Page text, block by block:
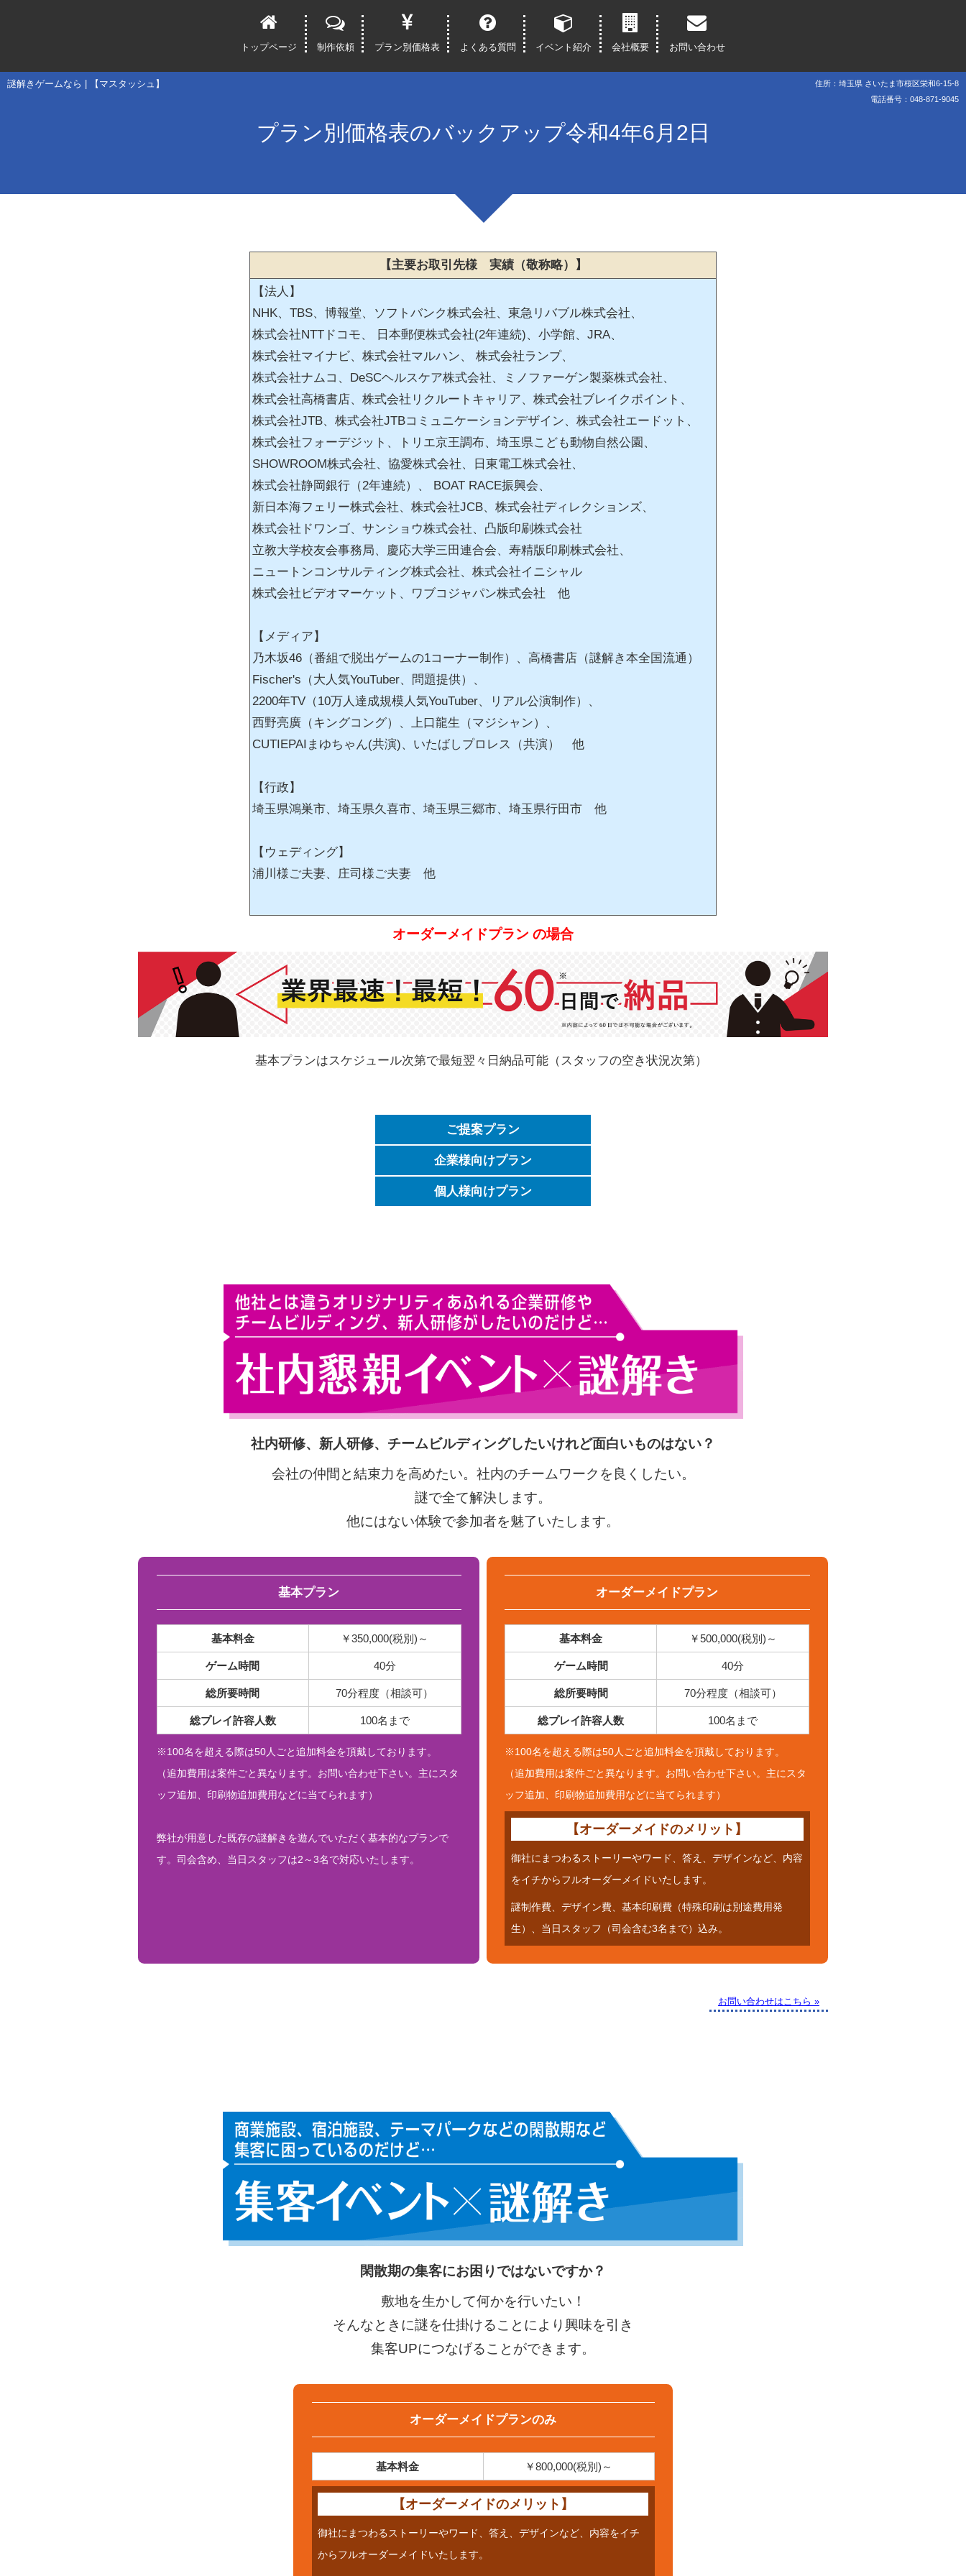
謎解きゲームなら | 【マスタッシュ】
住所：埼玉県 さいたま市桜区栄和6-15-8
電話番号：048-871-9045
トップページ 制作依頼 プラン別価格表 よくある質問 イベント紹介 会社概要 お問い合わせ
プラン別価格表のバックアップ令和4年6月2日
【主要お取引先様 実績（敬称略）】
【法人】
NHK、TBS、博報堂、ソフトバンク株式会社、東急リバブル株式会社、
株式会社NTTドコモ、 日本郵便株式会社(2年連続)、小学館、JRA、
株式会社マイナビ、株式会社マルハン、 株式会社ランプ、
株式会社ナムコ、DeSCヘルスケア株式会社、ミノファーゲン製薬株式会社、
株式会社高橋書店、株式会社リクルートキャリア、株式会社ブレイクポイント、
株式会社JTB、株式会社JTBコミュニケーションデザイン、株式会社エードット、
株式会社フォーデジット、トリエ京王調布、埼玉県こども動物自然公園、
SHOWROOM株式会社、協愛株式会社、日東電工株式会社、
株式会社静岡銀行（2年連続）、 BOAT RACE振興会、
新日本海フェリー株式会社、株式会社JCB、株式会社ディレクションズ、
株式会社ドワンゴ、サンショウ株式会社、凸版印刷株式会社
立教大学校友会事務局、慶応大学三田連合会、寿精版印刷株式会社、
ニュートンコンサルティング株式会社、株式会社イニシャル
株式会社ビデオマーケット、ワブコジャパン株式会社 他
【メディア】
乃木坂46（番組で脱出ゲームの1コーナー制作）、高橋書店（謎解き本全国流通）
Fischer's（大人気YouTuber、問題提供）、
2200年TV（10万人達成規模人気YouTuber、リアル公演制作）、
西野亮廣（キングコング）、上口龍生（マジシャン）、
CUTIEPAIまゆちゃん(共演)、いたばしプロレス（共演） 他
【行政】
埼玉県鴻巣市、埼玉県久喜市、埼玉県三郷市、埼玉県行田市 他
【ウェディング】
浦川様ご夫妻、庄司様ご夫妻 他
オーダーメイドプラン の場合
基本プランはスケジュール次第で最短翌々日納品可能（スタッフの空き状況次第）
ご提案プラン
社内研修・チームビルディング
ウェディング
交流会・パーティ
PRイベント・企画
地域活性・PR
商業施設・集客企業様向けプラン
社内研修・チームビルディング
PRイベント・企画
地域活性・PR
商業施設・集客個人様向けプラン
社内研修、新人研修、チームビルディングしたいけれど面白いものはない？
会社の仲間と結束力を高めたい。 社内のチームワークを良くしたい。
謎で全て解決します。
他にはない体験で参加者を魅了いたします。
基本プラン
基本料金 ￥350,000(税別)～
ゲーム時間 40分
総所要時間 70分程度（相談可）
総プレイ許容人数 100名まで
※100名を超える際は50人ごと追加料金を頂戴しております。
（追加費用は案件ごと異なります。お問い合わせ下さい。主にスタ
ッフ追加、印刷物追加費用などに当てられます）
弊社が用意した既存の謎解きを遊んでいただく基本的なプランで
す。司会含め、当日スタッフは2～3名で対応いたします。
オーダーメイドプラン
基本料金 ￥500,000(税別)～
ゲーム時間 40分
総所要時間 70分程度（相談可）
総プレイ許容人数 100名まで
※100名を超える際は50人ごと追加料金を頂戴しております。
（追加費用は案件ごと異なります。お問い合わせ下さい。主にスタ
ッフ追加、印刷物追加費用などに当てられます）
【オーダーメイドのメリット】
御社にまつわるストーリーやワード、答え、デザインなど、 内容
をイチからフルオーダーメイドいたします。
謎制作費、デザイン費、基本印刷費（特殊印刷は別途費用発
生）、当日スタッフ（司会含む3名まで）込み。
お問い合わせはこちら »
閑散期の集客にお困りではないですか？
敷地を生かして何かを行いたい！
そんなときに謎を仕掛けることにより興味を引き
集客UPにつなげることができます。
オーダーメイドプランのみ
基本料金 ￥800,000(税別)～
【オーダーメイドのメリット】
御社にまつわるストーリーやワード、答え、デザインなど、内容をイチ
からフルオーダーメイドいたします。